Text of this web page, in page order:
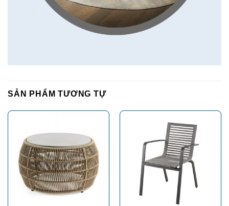
SẢN PHẨM TƯƠNG TỰ